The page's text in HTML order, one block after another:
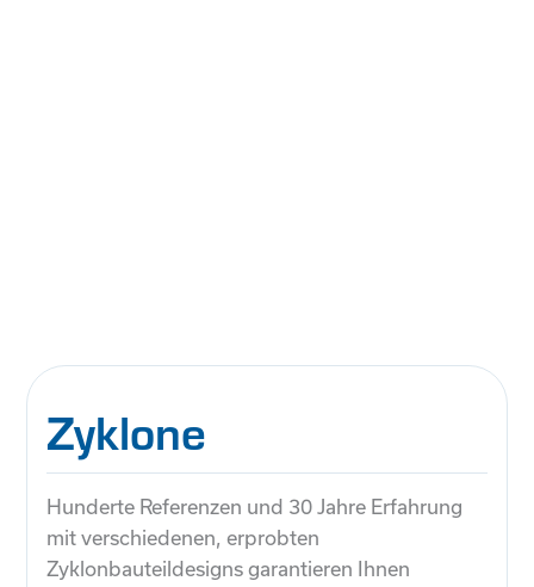
Zyklone
Hunderte Referenzen und 30 Jahre Erfahrung
mit verschiedenen, erprobten
Zyklonbauteildesigns garantieren Ihnen